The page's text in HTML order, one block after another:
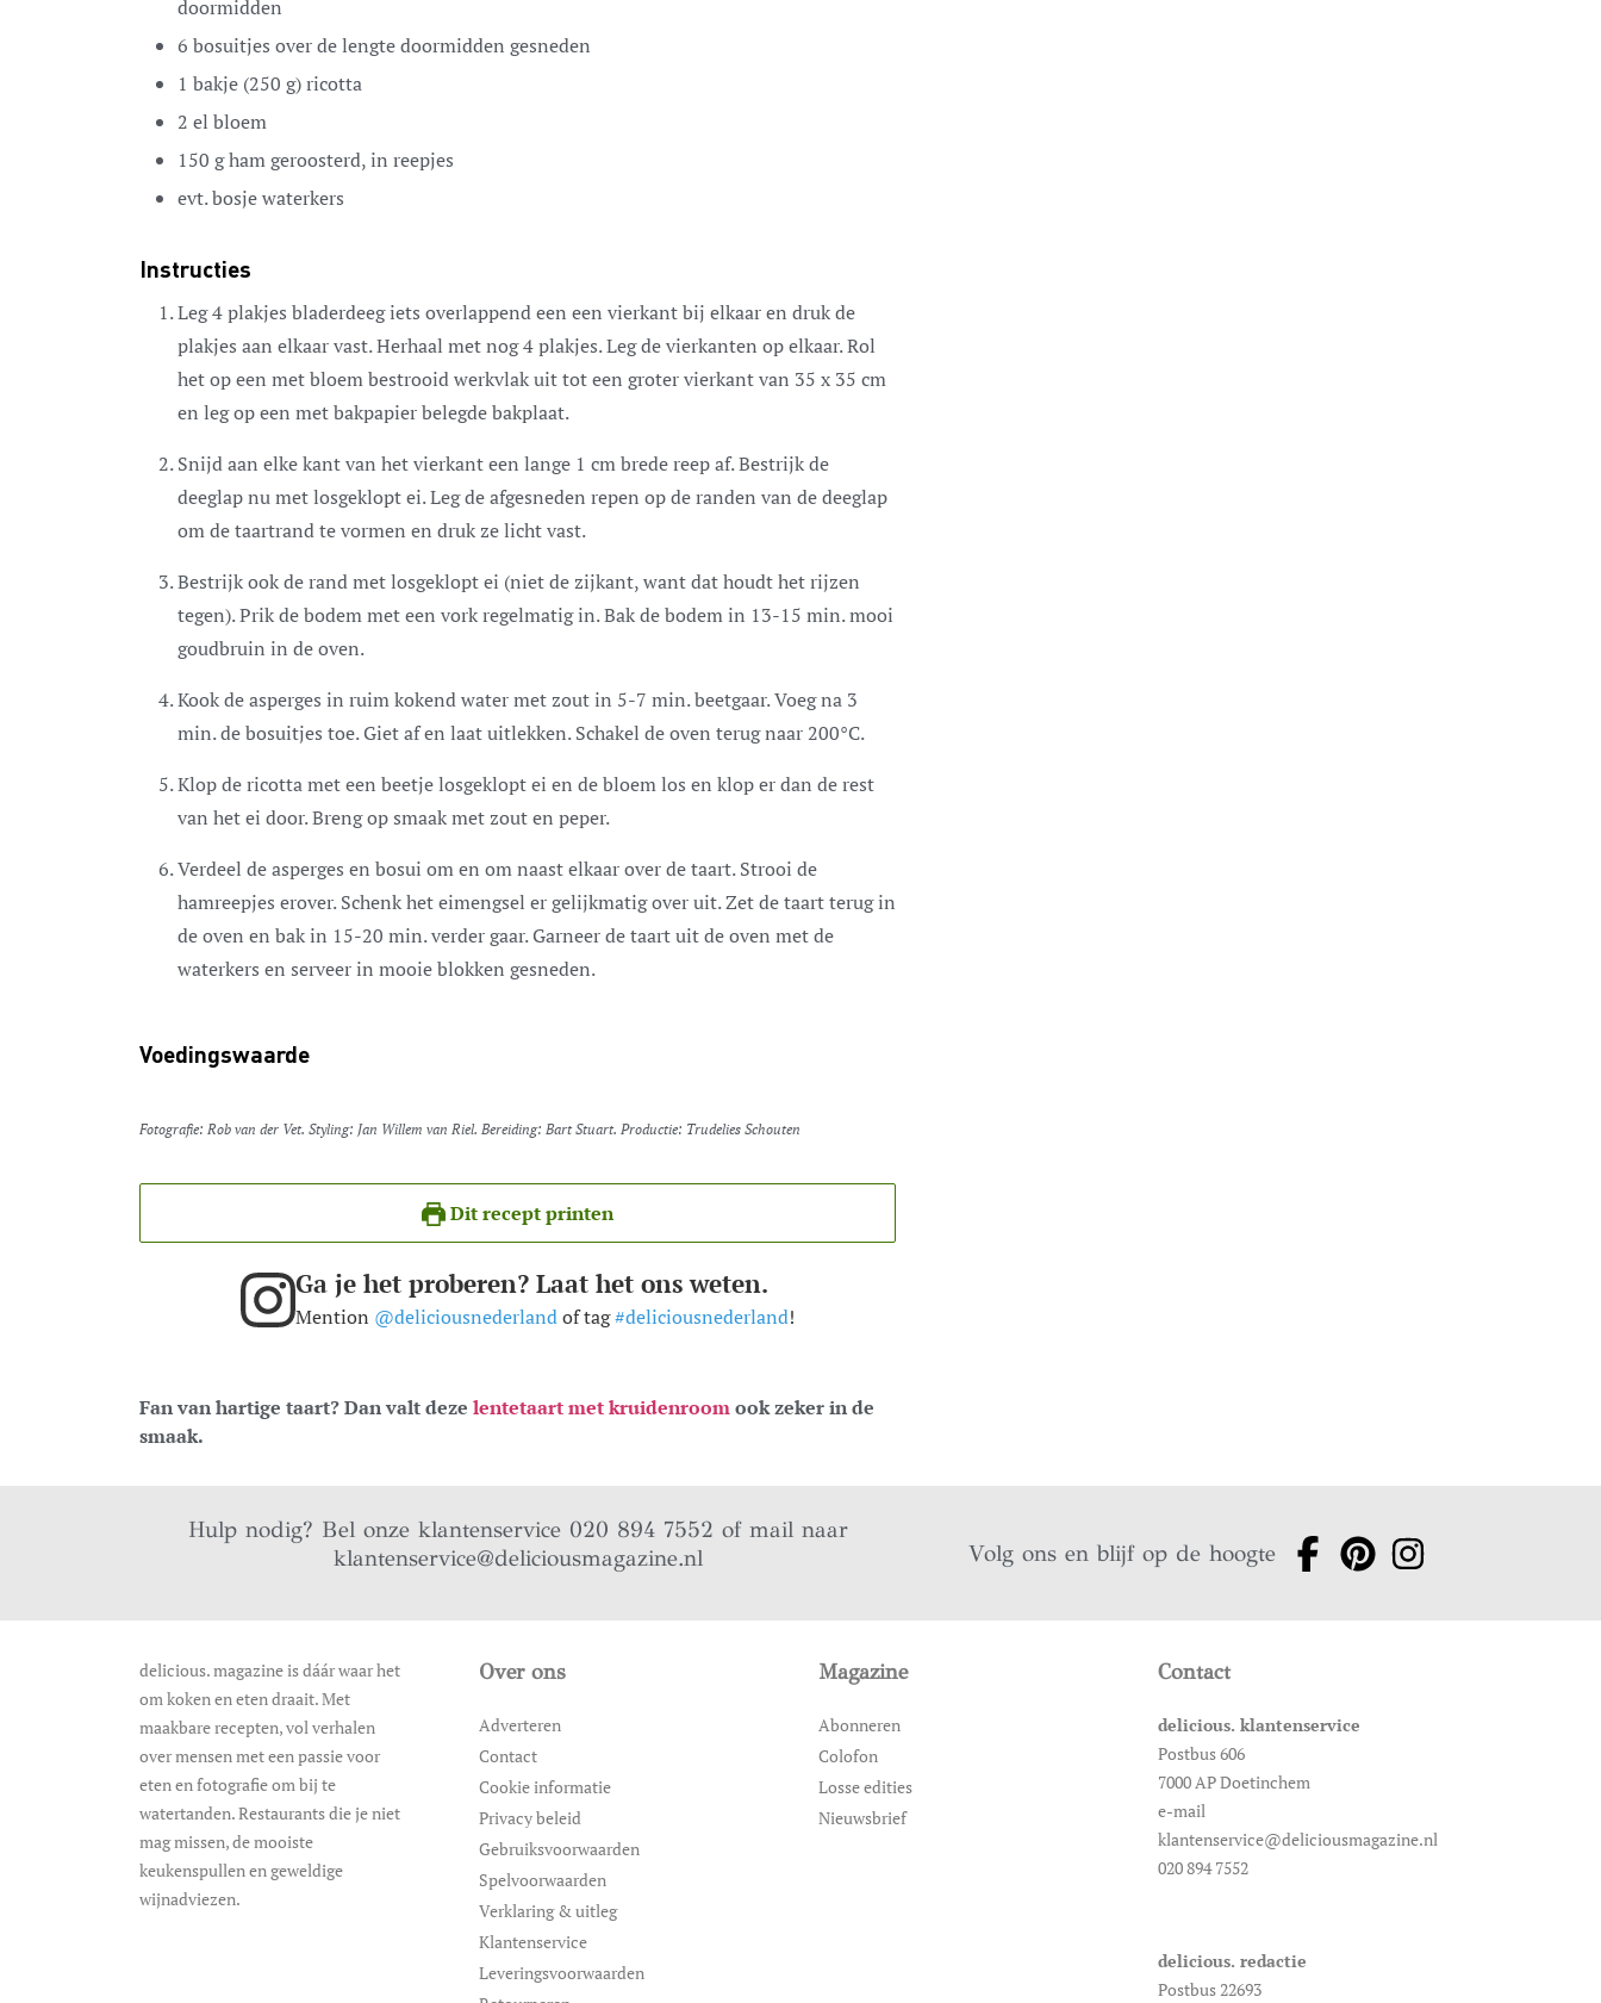
doormidden
6 bosuitjes over de lengte doormidden gesneden
1 bakje (250 g)ricotta
2 el bloem
150 ghamgeroosterd, in reepjes
evt.bosjewaterkers
Instructies
Leg 4 plakjes bladerdeeg iets overlappend een een vierkant bij elkaar en druk de
plakjes aan elkaar vast. Herhaal met nog 4 plakjes. Leg de vierkanten op elkaar. Rol
het op een met bloem bestrooid werkvlak uit tot een groter vierkant van 35 x 35 cm
en leg op een met bakpapier belegde bakplaat.
Snijd aan elke kant van het vierkant een lange 1 cm brede reep af. Bestrijk de
deeglap nu met losgeklopt ei. Leg de afgesneden repen op de randen van de deeglap
om de taartrand te vormen en druk ze licht vast.
Bestrijk ook de rand met losgeklopt ei (niet de zijkant, want dat houdt het rijzen
tegen). Prik de bodem met een vork regelmatig in. Bak de bodem in 13-15 min. mooi
goudbruin in de oven.
Kook de asperges in ruim kokend water met zout in 5-7 min. beetgaar. Voeg na 3
min. de bosuitjes toe. Giet af en laat uitlekken. Schakel de oven terug naar 200°C.
Klop de ricotta met een beetje losgeklopt ei en de bloem los en klop er dan de rest
van het ei door. Breng op smaak met zout en peper.
Verdeel de asperges en bosui om en om naast elkaar over de taart. Strooi de
hamreepjes erover. Schenk het eimengsel er gelijkmatig over uit. Zet de taart terug in
de oven en bak in 15-20 min. verder gaar. Garneer de taart uit de oven met de
waterkers en serveer in mooie blokken gesneden.
Voedingswaarde
Fotografie: Rob van der Vet. Styling: Jan Willem van Riel. Bereiding: Bart Stuart. Productie: Trudelies Schouten
Dit recept printen
Ga je het proberen? Laat het ons weten.
Mention @deliciousnederlandof tag#deliciousnederland!
Fan van hartige taart? Dan valt deze lentetaart met kruidenroomook zeker in de
smaak.
Hulp nodig? Bel onze klantenservice 020 894 7552 of mail naar
klantenservice@deliciousmagazine.nl
Volg ons en blijf op de hoogte
delicious. magazine is dáár waar het
om koken en eten draait. Met
maakbare recepten, vol verhalen
over mensen met een passie voor
eten en fotografie om bij te
watertanden. Restaurants die je niet
mag missen, de mooiste
keukenspullen en geweldige
wijnadviezen.
Over ons
Adverteren
Contact
Cookie informatie
Privacy beleid
Gebruiksvoorwaarden
Spelvoorwaarden
Verklaring & uitleg
Klantenservice
Leveringsvoorwaarden
Magazine
Abonneren
Colofon
Losse edities
Nieuwsbrief
Contact
delicious. klantenservice
Postbus 606
7000 AP Doetinchem
e-mail
klantenservice@deliciousmagazine.nl
020 894 7552
delicious. redactie
Postbus 22693